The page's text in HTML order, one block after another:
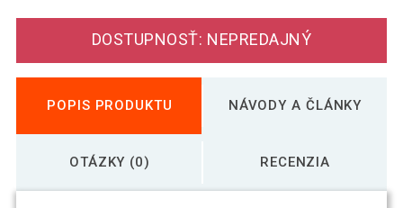
DOSTUPNOSŤ: NEPREDAJNÝ
POPIS PRODUKTU NÁVODY A ČLÁNKY
OTÁZKY (0) RECENZIA